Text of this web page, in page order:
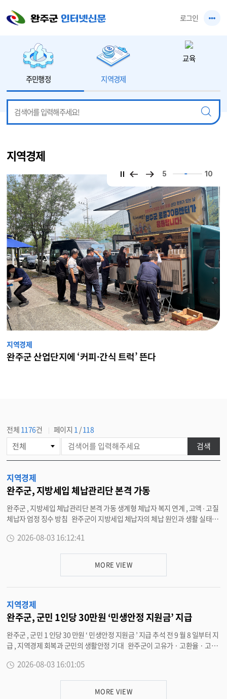
로그인
주민행정 지역경제
교육
지역경제
5 10
지역경제
완주군 산업단지에 ‘커피·간식 트럭’ 뜬다
전체 1176건 페이지 1 /118
시
물
검
색
검색
지역경제
완주군, 지방세입 체납관리단 본격 가동
완주군 , 지방세입 체납관리단 본격 가동 생계형 체납자 복지 연계 , 고액 ∙ 고질
체납자 엄정 징수 방침 완주군이 지방세입 체납자의 체납 원인과 생활 실태를
운영을 3 일부터 시작했다 . 이번 체납관리단은 채용 절차를 거쳐 선발된 기간
어려운 생계형 체납자에게는 분할 납부를 유도하고 , 납부 능력이 현저히 부족
한 경우에는 관련 규정에 따라 정리보류를 검토한다 . 이 과정에서 복지 지원이
필요한 위기 가구를 발굴하면 복지 부서와 즉시 연계해 맞춤형 복지서비스를
받을 수 있도록 돕는다 . 납부 능력이 있음에도 고의적으로 세금을 체납하는
고액 · 고질 체납자에 대해서는 철저한 실태조사를 바탕으로 재산조사 등 적극
관리단 운영을 통해 지방세입 확충은 물론 일자리 창출과 복지 사각지대 발굴
이라는 세 가지 정책 효과를 동시에 거둘 것으로 기대하고 있다 . 황현자 재정
2026-08-03 16:12:41
MORE VIEW
지역경제
완주군, 군민 1인당 30만원 ‘민생안정 지원금’ 지급
완주군 , 군민 1 인당 30 만원 ‘ 민생안정 지원금 ’ 지급 추석 전 9 월 8 일부터 지
급 , 지역경제 회복과 군민의 생활안정 기대 완주군이 고유가 · 고환율 · 고물
을 불어넣기 위해 ‘ 민생안정 지원금 ’ 을 지급한다 . 이번 지원금은 2026 년 7
2026-08-03 16:01:05
MORE VIEW